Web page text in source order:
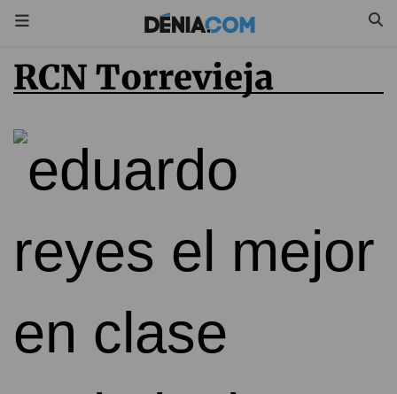
RCN Torrevieja